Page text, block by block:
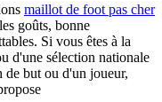
maillot de foot pas cher
goûts, bonne
Si vous êtes à la
d'une sélection nationale
de but ou d'un joueur,